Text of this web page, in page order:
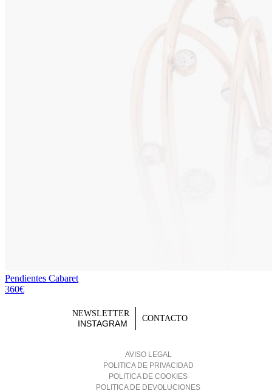
Pendientes Cabaret
360€
NEWSLETTER
INSTAGRAM
CONTACTO
AVISO LEGAL
POLITICA DE PRIVACIDAD
POLITICA DE COOKIES
POLITICA DE DEVOLUCIONES